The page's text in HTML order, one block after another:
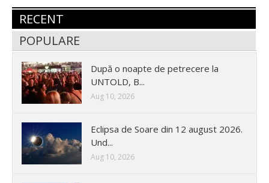
RECENT
POPULARE
După o noapte de petrecere la
UNTOLD, B...
Aug 10, 2026
Eclipsa de Soare din 12 august 2026.
Und...
Aug 10, 2026